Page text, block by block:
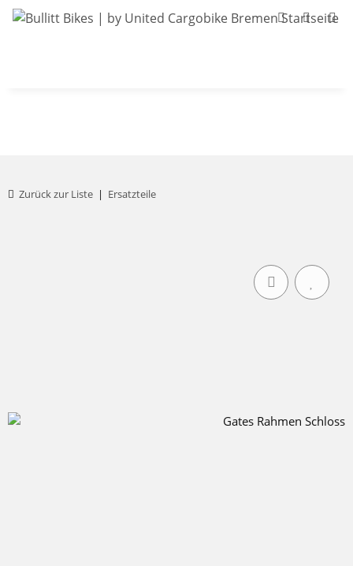
Zurück zur Liste Ersatzteile